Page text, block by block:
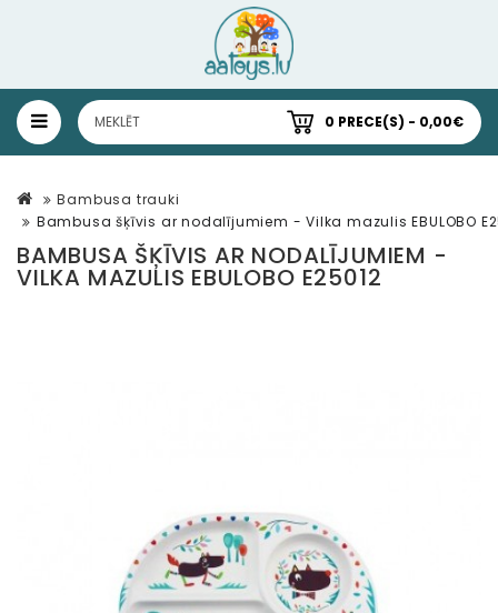
0 PRECE(S) - 0,00€
Bambusa trauki
Bambusa šķīvis ar nodalījumiem - Vilka mazulis EBULOBO
BAMBUSA ŠĶĪVIS AR NODALĪJUMIEM -
VILKA MAZULIS EBULOBO E25012